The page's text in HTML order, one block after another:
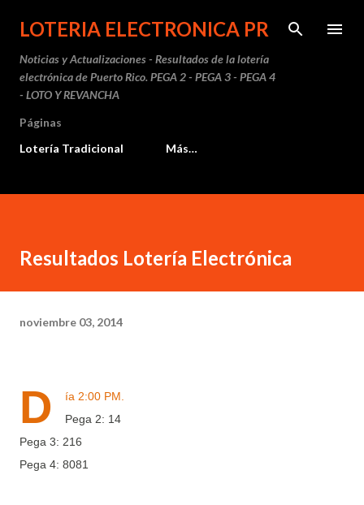
Ir al contenido principal
LOTERIA ELECTRONICA PR
Noticias y Actualizaciones - Resultados de la lotería
electrónica de Puerto Rico. PEGA 2 - PEGA 3 - PEGA 4
- LOTO Y REVANCHA
Páginas
Lotería Tradicional
Más…
Resultados Lotería Electrónica
noviembre 03, 2014
D
ía 2:00 PM.
Pega 2: 14
Pega 3: 216
Pega 4: 8081